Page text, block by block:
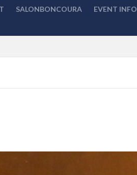
SALONBONCOURA EVENT INFO
検索